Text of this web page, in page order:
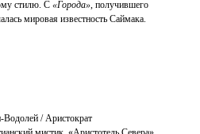
стилю. С «Города», получившего
мировая известность Саймака.
/ Аристократ